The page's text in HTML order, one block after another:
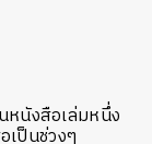
หนังสือเล่มหนึ่ง
เป็นช่วงๆ